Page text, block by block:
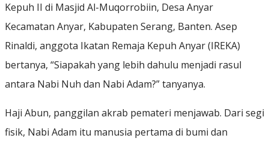
Kepuh II di Masjid Al-Muqorrobiin, Desa Anyar
Kecamatan Anyar, Kabupaten Serang, Banten. Asep
Rinaldi, anggota Ikatan Remaja Kepuh Anyar (IREKA)
bertanya, “Siapakah yang lebih dahulu menjadi rasul
antara Nabi Nuh dan Nabi Adam?” tanyanya.
Haji Abun, panggilan akrab pemateri menjawab. Dari segi
fisik, Nabi Adam itu manusia pertama di bumi dan